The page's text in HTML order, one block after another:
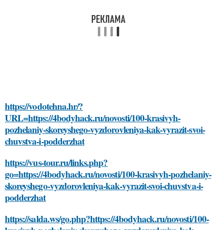
https://vodotehna.hr/?
URL=https://4bodyhack.ru/novosti/100-krasivyh-
pozhelaniy-skoreyshego-vyzdorovleniya-kak-vyrazit-svoi-
chuvstva-i-podderzhat
https://vus-tour.ru/links.php?
go=https://4bodyhack.ru/novosti/100-krasivyh-pozhelaniy-
skoreyshego-vyzdorovleniya-kak-vyrazit-svoi-chuvstva-i-
podderzhat
https://salda.ws/go.php?https://4bodyhack.ru/novosti/100-